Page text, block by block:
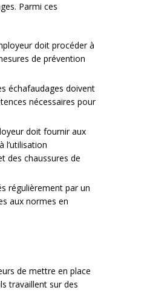
Parmi ces
doit procéder à
de prévention
échafaudages doivent
nécessaires pour
doit fournir aux
l’utilisation
des chaussures de
régulièrement par un
aux normes en
de mettre en place
travaillent sur des